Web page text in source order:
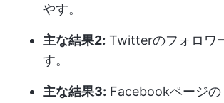
やす。
主な結果2: Twitterのフォロワ
す。
主な結果3: Facebookページの